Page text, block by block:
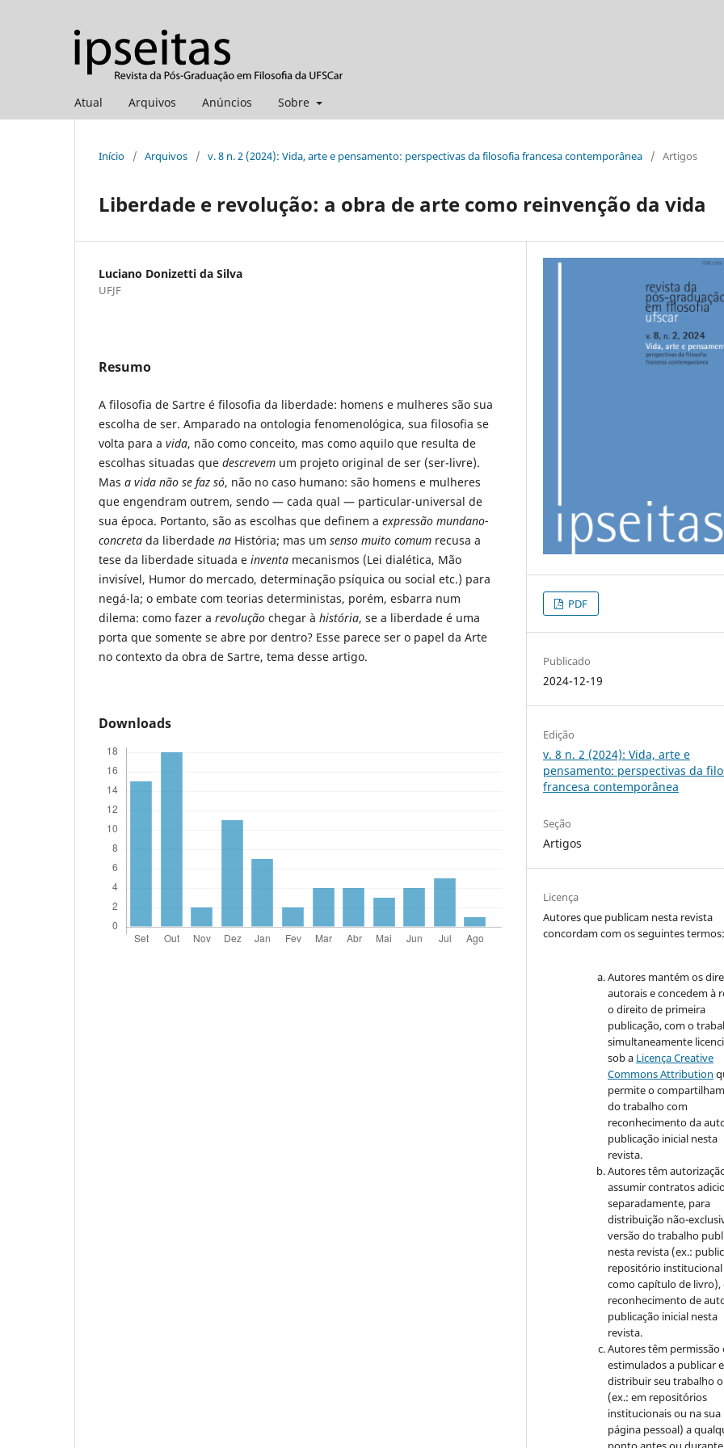
Atual Arquivos Anúncios Sobre
Início / Arquivos / v. 8 n. 2 (2024): Vida, arte e pensamento: perspectivas da filosofia francesa contemporânea / Artigos
Liberdade e revolução: a obra de arte como reinvenção da vida
Luciano Donizetti da Silva
UFJF
Resumo
A filosofia de Sartre é filosofia da liberdade: homens e mulheres são sua
escolha de ser. Amparado na ontologia fenomenológica, sua filosofia se
volta para a vida, não como conceito, mas como aquilo que resulta de
escolhas situadas que descrevem um projeto original de ser (ser-livre).
Mas a vida não se faz só, não no caso humano: são homens e mulheres
que engendram outrem, sendo — cada qual — particular-universal de
sua época. Portanto, são as escolhas que definem a expressão mundano-
concreta da liberdade na História; mas um senso muito comum recusa a
tese da liberdade situada e inventa mecanismos (Lei dialética, Mão
invisível, Humor do mercado, determinação psíquica ou social etc.) para
negá-la; o embate com teorias deterministas, porém, esbarra num
dilema: como fazer a revolução chegar à história, se a liberdade é uma
porta que somente se abre por dentro? Esse parece ser o papel da Arte
no contexto da obra de Sartre, tema desse artigo.
Downloads
PDF
Publicado
2024-12-19
Edição
v. 8 n. 2 (2024): Vida, arte e
pensamento: perspectivas da
francesa contemporânea
Seção
Artigos
Licença
Autores que publicam nesta revista
concordam com os seguintes termos:
Autores mantém os
autorais e concedem à
o direito de primeira
publicação, com o
simultaneamente
sob a Licença Creative
Commons Attribution
permite o
do trabalho com
reconhecimento da
publicação inicial nesta
revista.
Autores têm
assumir contratos
separadamente, para
distribuição não-
versão do trabalho
nesta revista (ex.:
repositório institucional
como capítulo de livro),
reconhecimento de
publicação inicial nesta
revista.
Autores têm permissão
estimulados a publicar e
distribuir seu trabalho
(ex.: em repositórios
institucionais ou na sua
página pessoal) a